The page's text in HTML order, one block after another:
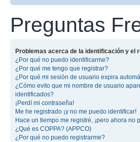
Preguntas
Problemas acerca de la identificación y el
¿Por qué no puedo identificarme?
¿Por qué me tengo que registrar?
¿Por qué mi sesión de usuario expira
¿Cómo evito que mi nombre de usuario
identificados?
¡Perdí mi contraseña!
Me he registrado ¡y no me puedo identificar!
Hace un tiempo me registré, ¡pero ahora no
¿Qué es COPPA? (APPCO)
¿Por qué no puedo registrarme?